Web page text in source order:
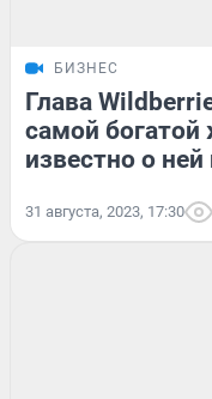
БИЗНЕС
Глава
самой
известно о ней
31 августа, 2023, 17:30